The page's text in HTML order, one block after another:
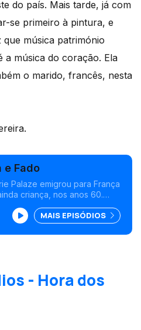
do país. Mais tarde, já com
se primeiro à pintura, e
música património
a música do coração. Ela
o marido, francês, nesta
e Fado
Palaze emigrou para França
criança, nos anos 60.
sudoeste do país. Mais tarde,
vida feita, decidiu dedicar-se
pintura, e logo a seguir ao
MAIS EPISÓDIOS
- Hora dos